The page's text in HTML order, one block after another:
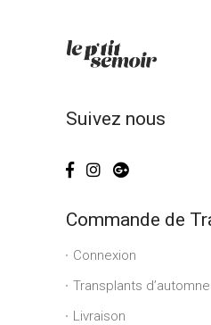
Suivez nous
Commande de
Connexion
Transplants
Livraison